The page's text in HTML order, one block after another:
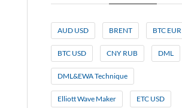
AUD USD BRENT BTC EUR
BTC USD CNY RUB DML
DML&EWA Technique
Elliott Wave Maker ETC USD